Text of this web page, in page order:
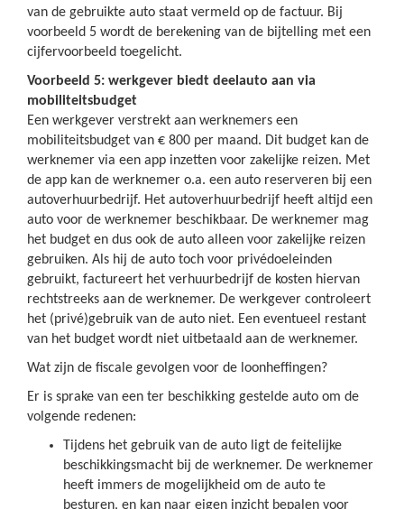
van de gebruikte auto staat vermeld op de factuur. Bij
voorbeeld 5 wordt de berekening van de bijtelling met een
cijfervoorbeeld toegelicht.
Voorbeeld 5: werkgever biedt deelauto aan via
mobiliteitsbudget
Een werkgever verstrekt aan werknemers een
mobiliteitsbudget van € 800 per maand. Dit budget kan de
werknemer via een app inzetten voor zakelijke reizen. Met
de app kan de werknemer o.a. een auto reserveren bij een
autoverhuurbedrijf. Het autoverhuurbedrijf heeft altijd een
auto voor de werknemer beschikbaar. De werknemer mag
het budget en dus ook de auto alleen voor zakelijke reizen
gebruiken. Als hij de auto toch voor privédoeleinden
gebruikt, factureert het verhuurbedrijf de kosten hiervan
rechtstreeks aan de werknemer. De werkgever controleert
het (privé)gebruik van de auto niet. Een eventueel restant
van het budget wordt niet uitbetaald aan de werknemer.
Wat zijn de fiscale gevolgen voor de loonheffingen?
Er is sprake van een ter beschikking gestelde auto om de
volgende redenen:
Tijdens het gebruik van de auto ligt de feitelijke
beschikkingsmacht bij de werknemer. De werknemer
heeft immers de mogelijkheid om de auto te
besturen, en kan naar eigen inzicht bepalen voor